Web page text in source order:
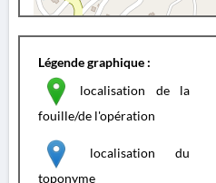
Légende graphique :
localisation de la
fouille/de l'opération
localisation du
toponyme